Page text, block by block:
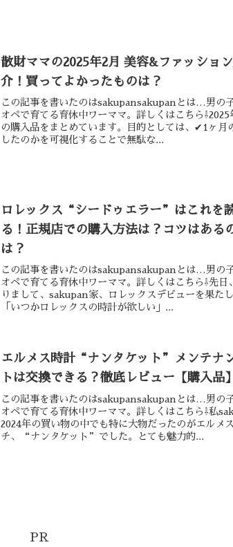
散財ママの2025年2月 美容&ファッショ
介！買ってよかったものは？
この記事を書いたのはsakupansakupanとは…男の
オペで育てる育休中ワーママ。詳しくはこちら⇩2025
の購入品をまとめています。目的としては、✔︎1ヶ月
したのかを可視化することで無駄な...
ロレックス“シードゥエラー”はこれを
る！正規店での購入方法は？コツはある
は？
この記事を書いたのはsakupansakupanとは…男の
オペで育てる育休中ワーママ。詳しくはこちら⇩先日
りまして、sakupan家、ロレックスデビューを果た
「いつかロレックスの時計が欲しい」...
エルメス時計“ナンタケット”メンテナ
トは交換できる？徹底レビュー【購入品】
この記事を書いたのはsakupansakupanとは…男の
オペで育てる育休中ワーママ。詳しくはこちら⇩私
2024年の買い物の中でも特に大物だったのがエルメ
チ、“ナンタケット”でした。とても魅力的...
PR